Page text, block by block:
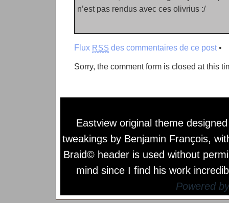
n’est pas rendus avec ces olivrius :/
Flux RSS des commentaires de ce post•
Sorry, the comment form is closed at this
Eastview original theme
tweakings by Benjamin François,
Braid© header is used without
mind since I find his work
Powered